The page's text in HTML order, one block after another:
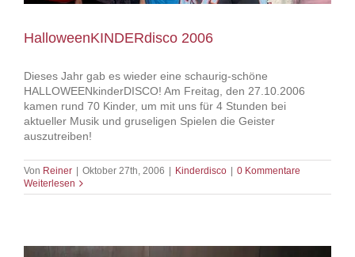
HalloweenKINDERdisco 2006
Dieses Jahr gab es wieder eine schaurig-schöne
HALLOWEENkinderDISCO! Am Freitag, den 27.10.2006
kamen rund 70 Kinder, um mit uns für 4 Stunden bei
aktueller Musik und gruseligen Spielen die Geister
auszutreiben!
Von Reiner Oktober 27th, 2006 Kinderdisco
0 Kommentare
Weiterlesen